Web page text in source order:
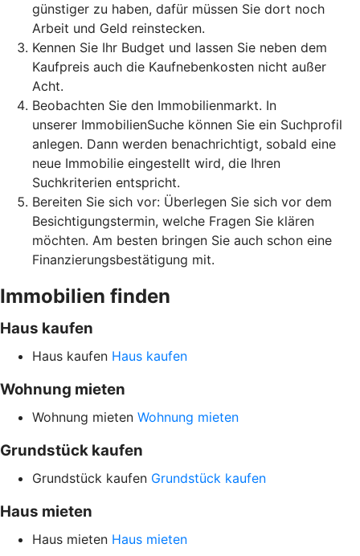
günstiger zu haben, dafür müssen Sie dort noch
Arbeit und Geld reinstecken.
Kennen Sie Ihr Budget und lassen Sie neben dem
Kaufpreis auch die Kaufnebenkosten nicht außer
Acht.
Beobachten Sie den Immobilienmarkt. In
unserer ImmobilienSuche können Sie ein Suchprofil
anlegen. Dann werden benachrichtigt, sobald eine
neue Immobilie eingestellt wird, die Ihren
Suchkriterien entspricht.
Bereiten Sie sich vor: Überlegen Sie sich vor dem
Besichtigungstermin, welche Fragen Sie klären
möchten. Am besten bringen Sie auch schon eine
Finanzierungsbestätigung mit.
Immobilien finden
Haus kaufen
Haus kaufen Haus kaufen
Wohnung mieten
Wohnung mieten Wohnung mieten
Grundstück kaufen
Grundstück kaufen Grundstück kaufen
Haus mieten
Haus mieten Haus mieten